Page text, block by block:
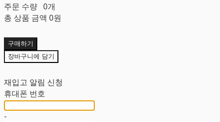
주문 수량 0개
총 상품 금액 0원
구매하기
장바구니에 담기
재입고 알림 신청
휴대폰 번호
-